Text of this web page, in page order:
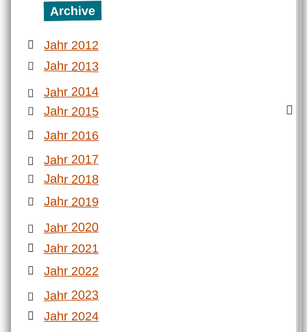
Archive
Jahr 2012
Jahr 2013
Jahr 2014
Jahr 2015
Jahr 2016
Jahr 2017
Jahr 2018
Jahr 2019
Jahr 2020
Jahr 2021
Jahr 2022
Jahr 2023
Jahr 2024